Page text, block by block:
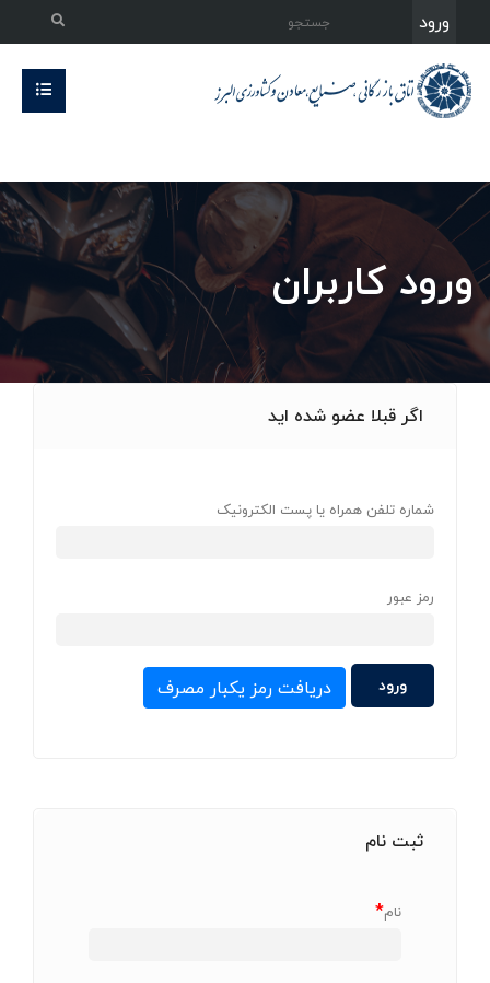
ورود
ورود کاربران
اگر قبلا عضو شده اید
شماره تلفن همراه یا پست الکترونیک
رمز عبور
دریافت رمز یکبار مصرف
ثبت نام
نام*